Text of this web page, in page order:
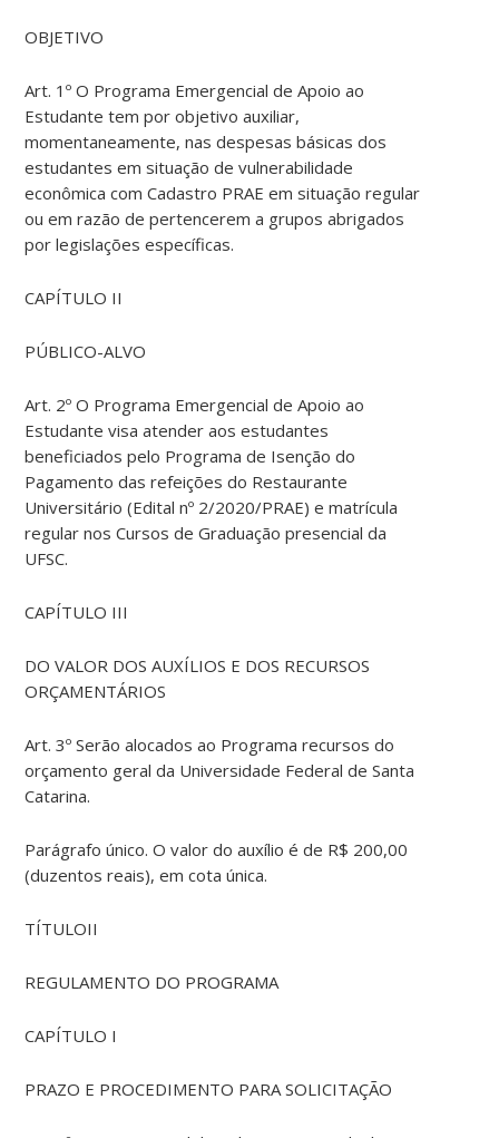
OBJETIVO
Art. 1º O Programa Emergencial de Apoio ao
Estudante tem por objetivo auxiliar,
momentaneamente, nas despesas básicas dos
estudantes em situação de vulnerabilidade
econômica com Cadastro PRAE em situação regular
ou em razão de pertencerem a grupos abrigados
por legislações específicas.
CAPÍTULO II
PÚBLICO-ALVO
Art. 2º O Programa Emergencial de Apoio ao
Estudante visa atender aos estudantes
beneficiados pelo Programa de Isenção do
Pagamento das refeições do Restaurante
Universitário (Edital nº 2/2020/PRAE) e matrícula
regular nos Cursos de Graduação presencial da
UFSC.
CAPÍTULO III
DO VALOR DOS AUXÍLIOS E DOS RECURSOS
ORÇAMENTÁRIOS
Art. 3º Serão alocados ao Programa recursos do
orçamento geral da Universidade Federal de Santa
Catarina.
Parágrafo único. O valor do auxílio é de R$ 200,00
(duzentos reais), em cota única.
TÍTULOII
REGULAMENTO DO PROGRAMA
CAPÍTULO I
PRAZO E PROCEDIMENTO PARA SOLICITAÇÃO